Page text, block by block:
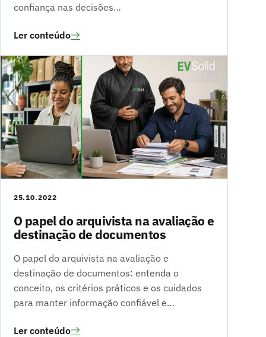
confiança nas decisões…
Ler conteúdo
25.10.2022
O papel do arquivista na avaliação e
destinação de documentos
O papel do arquivista na avaliação e
destinação de documentos: entenda o
conceito, os critérios práticos e os cuidados
para manter informação confiável e…
Ler conteúdo